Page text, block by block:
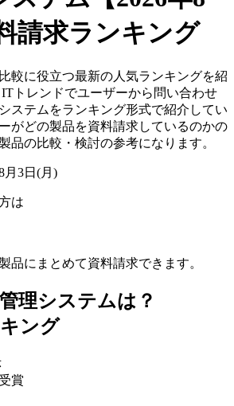
請求ランキング
に役立つ最新の人気ランキングを紹
レンドでユーザーから問い合わせ
テムをランキング形式で紹介してい
どの製品を資料請求しているのかの
の比較・検討の参考になります。
3日(月)
にまとめて資料請求できます。
理システムは？
ング